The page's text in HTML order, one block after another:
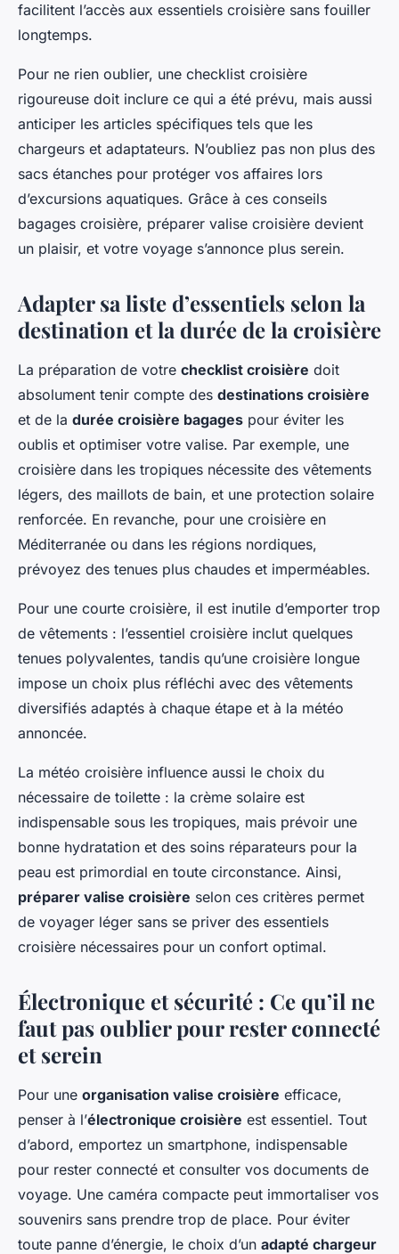
facilitent l’accès aux essentiels croisière sans fouiller
longtemps.
Pour ne rien oublier, une checklist croisière
rigoureuse doit inclure ce qui a été prévu, mais aussi
anticiper les articles spécifiques tels que les
chargeurs et adaptateurs. N’oubliez pas non plus des
sacs étanches pour protéger vos affaires lors
d’excursions aquatiques. Grâce à ces conseils
bagages croisière, préparer valise croisière devient
un plaisir, et votre voyage s’annonce plus serein.
Adapter sa liste d’essentiels selon la
destination et la durée de la croisière
La préparation de votre checklist croisière doit
absolument tenir compte des destinations croisière
et de la durée croisière bagages pour éviter les
oublis et optimiser votre valise. Par exemple, une
croisière dans les tropiques nécessite des vêtements
légers, des maillots de bain, et une protection solaire
renforcée. En revanche, pour une croisière en
Méditerranée ou dans les régions nordiques,
prévoyez des tenues plus chaudes et imperméables.
Pour une courte croisière, il est inutile d’emporter trop
de vêtements : l’essentiel croisière inclut quelques
tenues polyvalentes, tandis qu’une croisière longue
impose un choix plus réfléchi avec des vêtements
diversifiés adaptés à chaque étape et à la météo
annoncée.
La météo croisière influence aussi le choix du
nécessaire de toilette : la crème solaire est
indispensable sous les tropiques, mais prévoir une
bonne hydratation et des soins réparateurs pour la
peau est primordial en toute circonstance. Ainsi,
préparer valise croisière selon ces critères permet
de voyager léger sans se priver des essentiels
croisière nécessaires pour un confort optimal.
Électronique et sécurité : Ce qu’il ne
faut pas oublier pour rester connecté
et serein
Pour une organisation valise croisière efficace,
penser à l’électronique croisière est essentiel. Tout
d’abord, emportez un smartphone, indispensable
pour rester connecté et consulter vos documents de
voyage. Une caméra compacte peut immortaliser vos
souvenirs sans prendre trop de place. Pour éviter
toute panne d’énergie, le choix d’un adapté chargeur